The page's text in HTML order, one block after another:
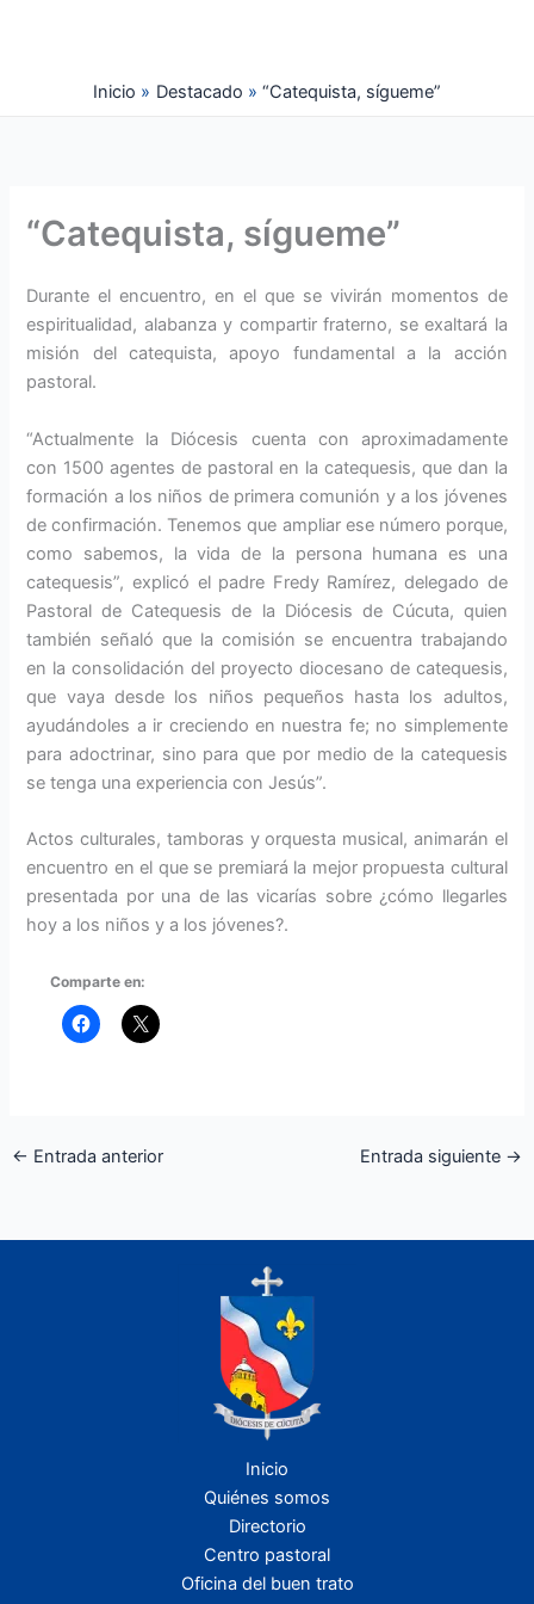
Inicio
Destacado “Catequista, sígueme”
“Catequista, sígueme”
Durante el encuentro, en el que se vivirán momentos de
espiritualidad, alabanza y compartir fraterno, se exaltará la
misión del catequista, apoyo fundamental a la acción
pastoral.
“Actualmente la Diócesis cuenta con aproximadamente
con 1500 agentes de pastoral en la catequesis, que dan la
formación a los niños de primera comunión y a los jóvenes
de confirmación. Tenemos que ampliar ese número porque,
como sabemos, la vida de la persona humana es una
catequesis”, explicó el padre Fredy Ramírez, delegado de
Pastoral de Catequesis de la Diócesis de Cúcuta, quien
también señaló que la comisión se encuentra trabajando
en la consolidación del proyecto diocesano de catequesis,
que vaya desde los niños pequeños hasta los adultos,
ayudándoles a ir creciendo en nuestra fe; no simplemente
para adoctrinar, sino para que por medio de la catequesis
se tenga una experiencia con Jesús”.
Actos culturales, tamboras y orquesta musical, animarán el
encuentro en el que se premiará la mejor propuesta cultural
presentada por una de las vicarías sobre ¿cómo llegarles
hoy a los niños y a los jóvenes?.
Comparte en:
← Entrada anterior Entrada siguiente →
Inicio
Quiénes somos
Directorio
Centro pastoral
Oficina del buen trato